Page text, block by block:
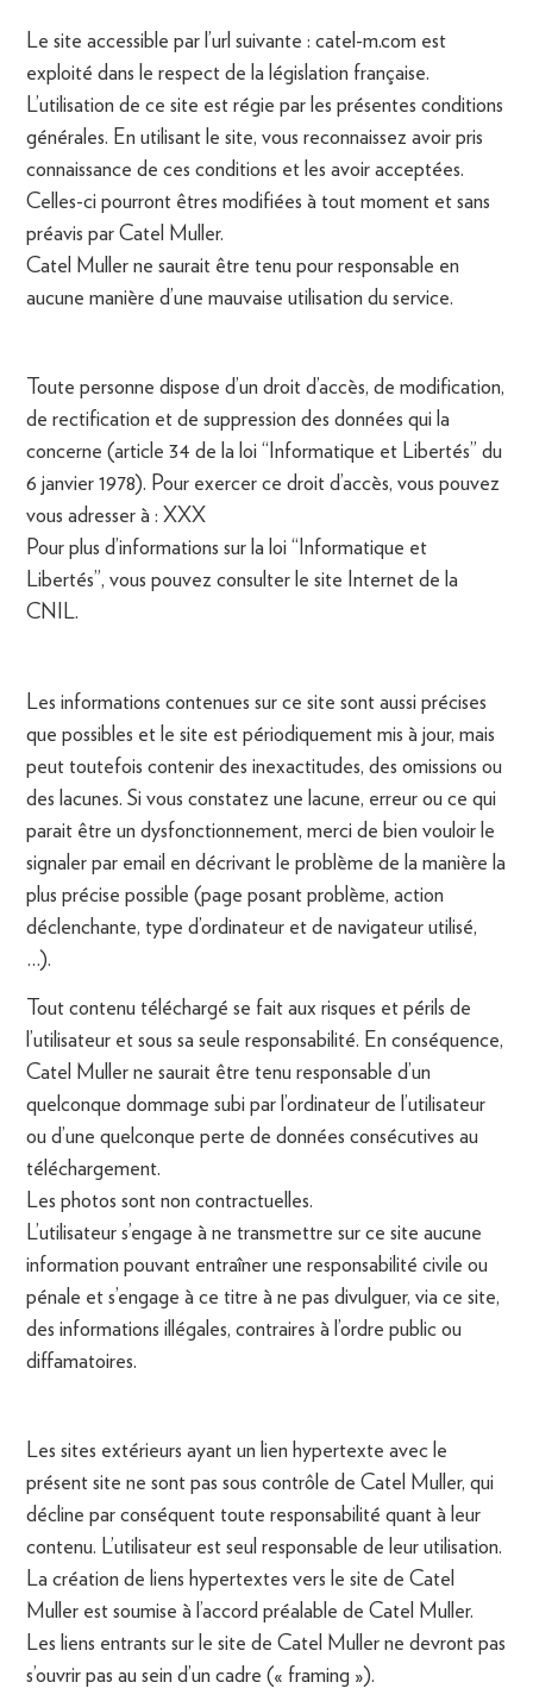
Le site accessible par l’url suivante : catel-m.com est
exploité dans le respect de la législation française.
L’utilisation de ce site est régie par les présentes conditions
générales. En utilisant le site, vous reconnaissez avoir pris
connaissance de ces conditions et les avoir acceptées.
Celles-ci pourront êtres modifiées à tout moment et sans
préavis par Catel Muller.
Catel Muller ne saurait être tenu pour responsable en
aucune manière d’une mauvaise utilisation du service.
Toute personne dispose d’un droit d’accès, de modification,
de rectification et de suppression des données qui la
concerne (article 34 de la loi “Informatique et Libertés” du
6 janvier 1978). Pour exercer ce droit d’accès, vous pouvez
vous adresser à : XXX
Pour plus d’informations sur la loi “Informatique et
Libertés”, vous pouvez consulter le site Internet de la
CNIL.
Les informations contenues sur ce site sont aussi précises
que possibles et le site est périodiquement mis à jour, mais
peut toutefois contenir des inexactitudes, des omissions ou
des lacunes. Si vous constatez une lacune, erreur ou ce qui
parait être un dysfonctionnement, merci de bien vouloir le
signaler par email en décrivant le problème de la manière la
plus précise possible (page posant problème, action
déclenchante, type d’ordinateur et de navigateur utilisé,
…).
Tout contenu téléchargé se fait aux risques et périls de
l’utilisateur et sous sa seule responsabilité. En conséquence,
Catel Muller ne saurait être tenu responsable d’un
quelconque dommage subi par l’ordinateur de l’utilisateur
ou d’une quelconque perte de données consécutives au
téléchargement.
Les photos sont non contractuelles.
L’utilisateur s’engage à ne transmettre sur ce site aucune
information pouvant entraîner une responsabilité civile ou
pénale et s’engage à ce titre à ne pas divulguer, via ce site,
des informations illégales, contraires à l’ordre public ou
diffamatoires.
Les sites extérieurs ayant un lien hypertexte avec le
présent site ne sont pas sous contrôle de Catel Muller, qui
décline par conséquent toute responsabilité quant à leur
contenu. L’utilisateur est seul responsable de leur utilisation.
La création de liens hypertextes vers le site de Catel
Muller est soumise à l’accord préalable de Catel Muller.
Les liens entrants sur le site de Catel Muller ne devront pas
s’ouvrir pas au sein d’un cadre (« framing »).